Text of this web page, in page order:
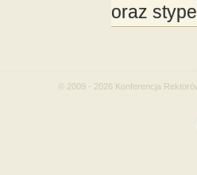
oraz
© 2009 - 2026 Konferencja